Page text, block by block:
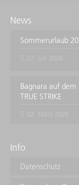
News
Sommerurlaub
Bagnara auf
TRUE STRIKE
Info
Datenschutz